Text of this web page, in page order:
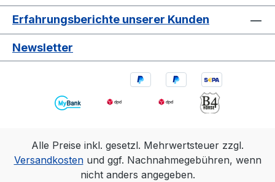
Erfahrungsberichte unserer Kunden
Newsletter
Alle Preise inkl. gesetzl. Mehrwertsteuer zzgl.
Versandkostenund ggf. Nachnahmegebühren, wenn
nicht anders angegeben.